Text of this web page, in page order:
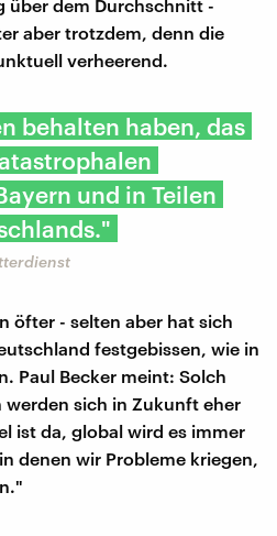
über dem Durchschnitt -
aber trotzdem, denn die
verheerend.
behalten haben, das
und in Teilen
öfter - selten aber hat sich
festgebissen, wie in
Paul Becker meint: Solch
sich in Zukunft eher
ist da, global wird es immer
denen wir Probleme kriegen,